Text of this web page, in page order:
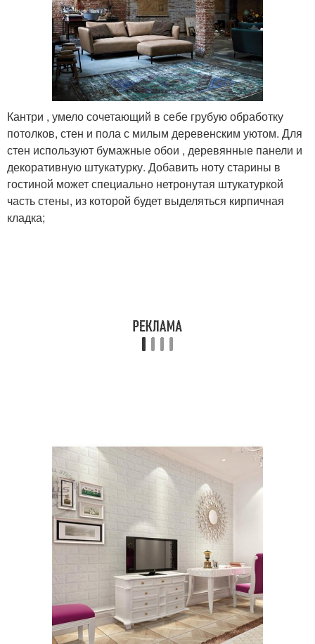
Кантри , умело сочетающий в себе грубую обработку
потолков, стен и пола с милым деревенским уютом. Для
стен используют бумажные обои , деревянные панели и
декоративную штукатурку. Добавить ноту старины в
гостиной может специально нетронутая штукатуркой
часть стены, из которой будет выделяться кирпичная
кладка;